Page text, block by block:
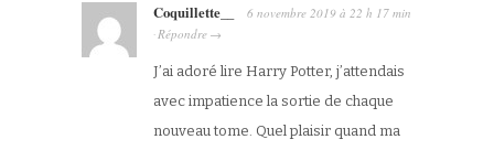
Coquillette__ 6 novembre 2019 à 22 h 17 min
· Répondre →
J’ai adoré lire Harry Potter, j’attendais
avec impatience la sortie de chaque
nouveau tome. Quel plaisir quand ma